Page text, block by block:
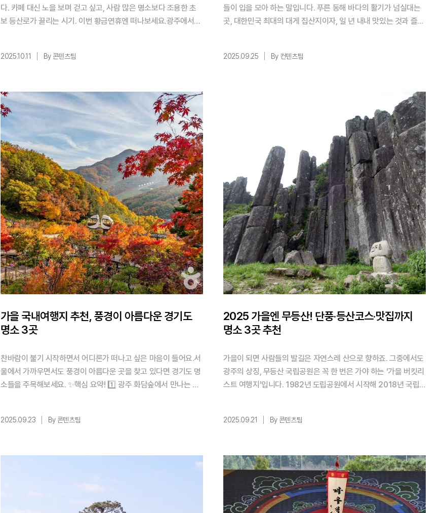
다. 카페 대신 노을 보며 걷고 싶고, 사람 많은 명소보다 조용한 초
보 등산로가 끌리는 시기. 이번 황금연휴엔 떠나보세요.광주에서만
자도 걷기 좋은 무등산 장불재, 인생샷 명소 서창조망대, 도심 속 광
2025.10.11 By 콘텐츠팀
들이 입을 모아 하는 말입니다. 푸른 동해 바다의 활기가 넘실대는
곳, 대한민국 최대의 대게 집산지이자, 일 년 내내 맛있는 것과 즐길
서" 강구항의 진짜 매력을 놓치는 분들이 많습니다. 오늘, 강구항을
2025.09.25 By 컨텐츠팀
가을 국내여행지 추천, 풍경이 아름다운 경기도
명소 3곳
찬바람이 불기 시작하면서 어디론가 떠나고 싶은 마음이 들어요.서
울에서 가까우면서도 풍경이 아름다운 곳을 찾고 있다면 경기도 명
소들을 주목해보세요. ✨핵심 요약! 1️⃣ 광주 화담숲에서 만나는 48
가 만드는 가을 정취 목차 1. 화담숲, 국내 최다 품종 단풍나무와의
2025.09.23 By 콘텐츠팀
2025 가을엔 무등산! 단풍·등산코스·맛집까지
명소 3곳 추천
가을이 되면 사람들의 발길은 자연스레 산으로 향하죠. 그중에서도
광주의 상징, 무등산 국립공원은 꼭 한 번은 가야 하는 ‘가을 버킷리
스트 여행지’입니다. 1982년 도립공원에서 시작해 2018년 국립
의 무등산은 단연 압도적입니다. 오늘은 무등산에서 꼭 즐겨야 할
2025.09.21 By 콘텐츠팀